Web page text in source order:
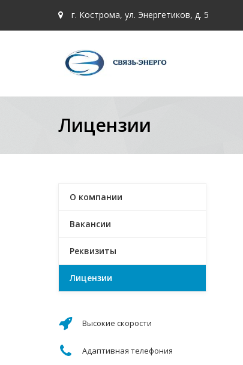
г. Кострома, ул. Энергетиков, д. 5
Лицензии
О компании
Вакансии
Реквизиты
Лицензии
Высокие скорости
Адаптивная телефония